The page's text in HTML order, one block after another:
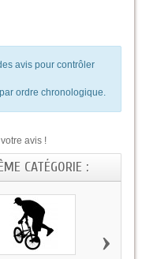
avis pour contrôler
ordre chronologique.
avis !
CATÉGORIE :
›